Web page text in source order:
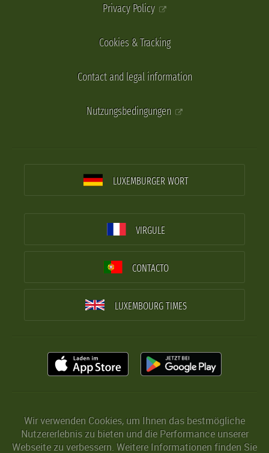
Privacy Policy
Cookies & Tracking
Contact and legal information
Nutzungsbedingungen
LUXEMBURGER WORT
VIRGULE
CONTACTO
LUXEMBOURG TIMES
Wir verwenden Cookies, um Ihnen das bestmögliche
Nutzererlebnis zu bieten und die Performance unserer
Webseite zu verbessern. Weitere Informationen finden Sie